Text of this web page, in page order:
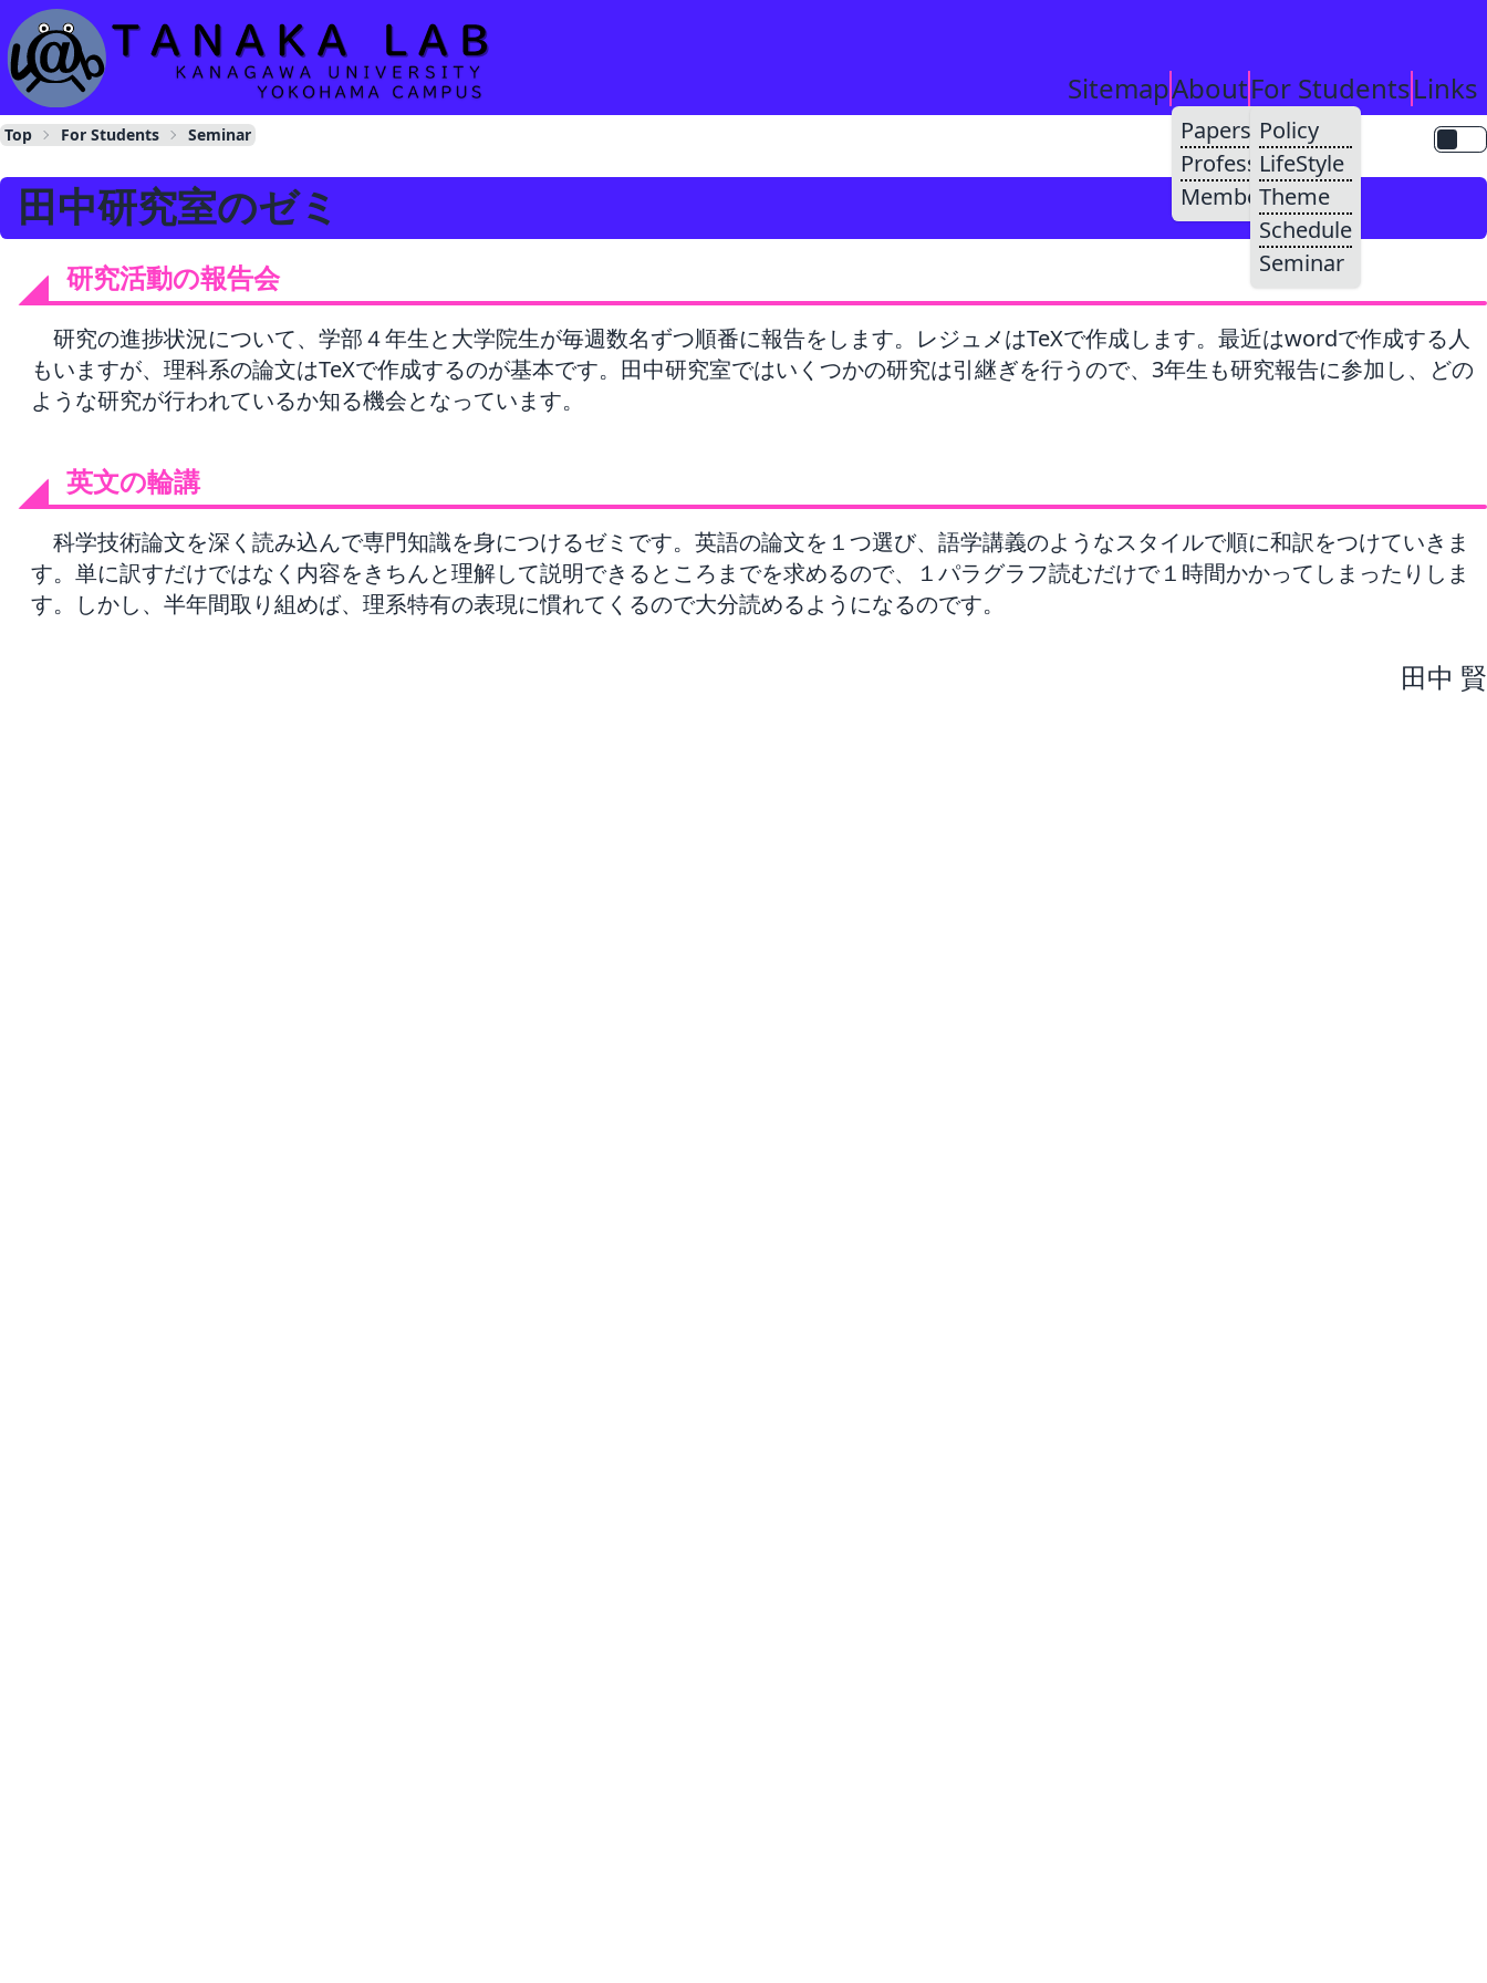
SitemapAbout
Papers
Professor
Members
For Students
Policy
LifeStyle
Theme
Schedule
Seminar
Links
Sitemap
About
Papers
Professor
For Students
LifeStyle
Schedule
Seminar
Links
Top For Students Seminar
田中研究室のゼミ
研究活動の報告会
研究の進捗状況について、学部４年生と大学院生が毎週数名ずつ順番に報告をします。レジュメはTeXで作成します。最近はwordで作成する人
もいますが、理科系の論文はTeXで作成するのが基本です。田中研究室ではいくつかの研究は引継ぎを行うので、3年生も研究報告に参加し、どの
ような研究が行われているか知る機会となっています。
英文の輪講
科学技術論文を深く読み込んで専門知識を身につけるゼミです。英語の論文を１つ選び、語学講義のようなスタイルで順に和訳をつけていきま
す。単に訳すだけではなく内容をきちんと理解して説明できるところまでを求めるので、１パラグラフ読むだけで１時間かかってしまったりしま
す。しかし、半年間取り組めば、理系特有の表現に慣れてくるので大分読めるようになるのです。
田中 賢